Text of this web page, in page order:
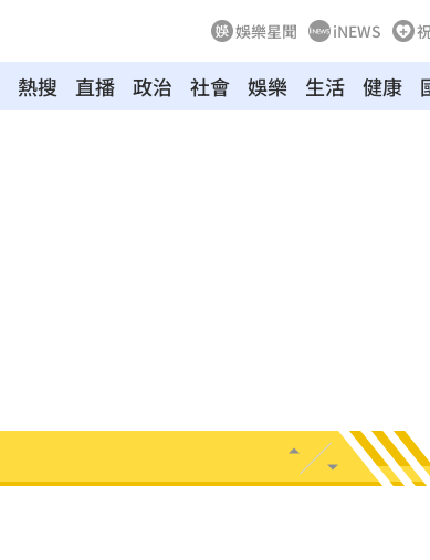
娛樂星聞 iNEWS
熱搜 直播 政治 社會 娛樂 生活 健康